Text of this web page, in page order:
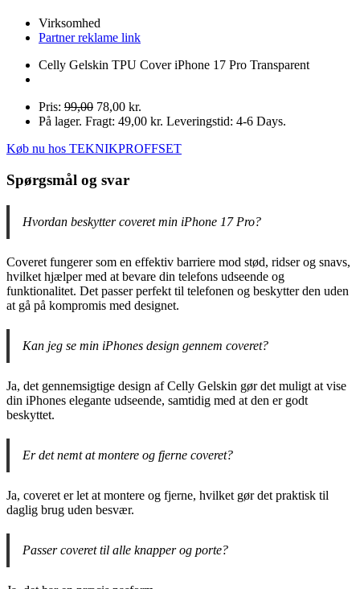
Virksomhed
Partner reklame link
Celly Gelskin TPU Cover iPhone 17 Pro Transparent
Pris: 99,00 78,00 kr.
På lager. Fragt: 49,00 kr. Leveringstid: 4-6 Days.
Køb nu hos TEKNIKPROFFSET
Spørgsmål og svar
Hvordan beskytter coveret min iPhone 17 Pro?
Coveret fungerer som en effektiv barriere mod stød, ridser og snavs,
hvilket hjælper med at bevare din telefons udseende og
funktionalitet. Det passer perfekt til telefonen og beskytter den uden
at gå på kompromis med designet.
Kan jeg se min iPhones design gennem coveret?
Ja, det gennemsigtige design af Celly Gelskin gør det muligt at vise
din iPhones elegante udseende, samtidig med at den er godt
beskyttet.
Er det nemt at montere og fjerne coveret?
Ja, coveret er let at montere og fjerne, hvilket gør det praktisk til
daglig brug uden besvær.
Passer coveret til alle knapper og porte?